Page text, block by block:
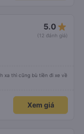
5.0 star_rate
(12 đánh giá)
xa thì cũng bù tiền đi xe về
Xem giá